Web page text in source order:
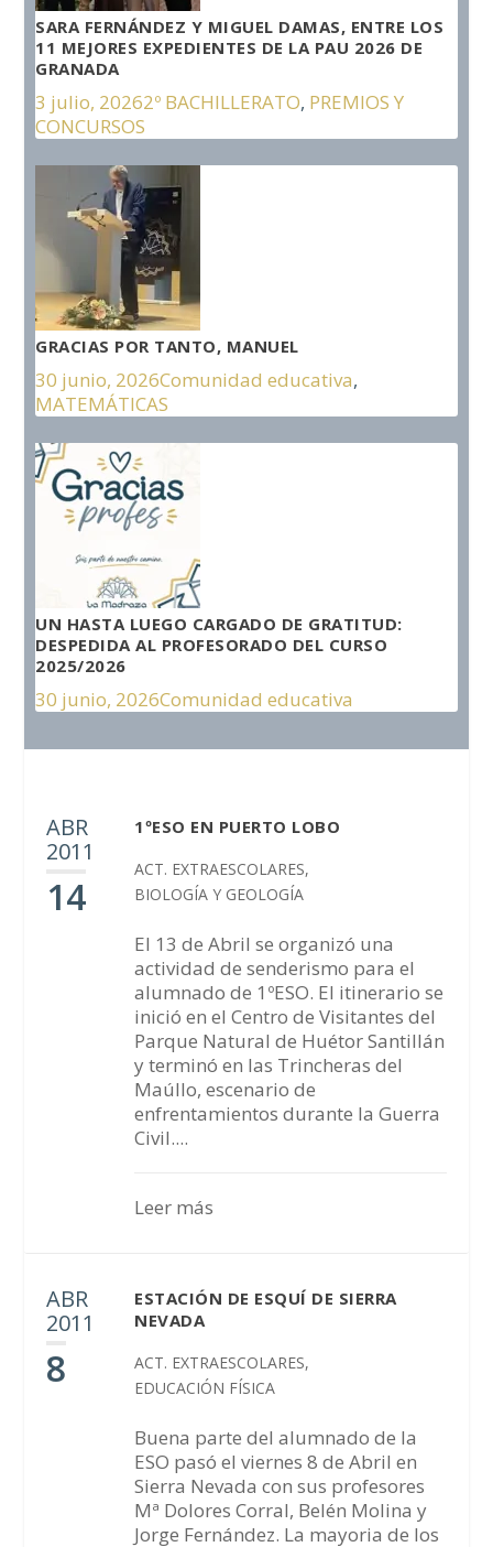
SARA FERNÁNDEZ Y MIGUEL DAMAS, ENTRE LOS
11 MEJORES EXPEDIENTES DE LA PAU 2026 DE
GRANADA
3 julio, 20262º BACHILLERATO, PREMIOS Y
CONCURSOS
GRACIAS POR TANTO, MANUEL
30 junio, 2026Comunidad educativa,
MATEMÁTICAS
UN HASTA LUEGO CARGADO DE GRATITUD:
DESPEDIDA AL PROFESORADO DEL CURSO
2025/2026
30 junio, 2026Comunidad educativa
ABR
2011
14
1ºESO EN PUERTO LOBO
ACT. EXTRAESCOLARES,
BIOLOGÍA Y GEOLOGÍA
El 13 de Abril se organizó una
actividad de senderismo para el
alumnado de 1ºESO. El itinerario se
inició en el Centro de Visitantes del
Parque Natural de Huétor Santillán
y terminó en las Trincheras del
Maúllo, escenario de
enfrentamientos durante la Guerra
Civil....
Leer más
ABR
2011
8
ESTACIÓN DE ESQUÍ DE SIERRA
NEVADA
ACT. EXTRAESCOLARES,
EDUCACIÓN FÍSICA
Buena parte del alumnado de la
ESO pasó el viernes 8 de Abril en
Sierra Nevada con sus profesores
Mª Dolores Corral, Belén Molina y
Jorge Fernández. La mayoria de los